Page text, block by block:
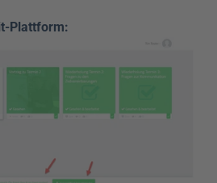
Plattform: